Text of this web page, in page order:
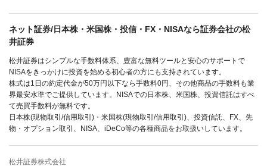
ネット証券/日本株・米国株・投信・FX・NISAなら証券会社の松
井証券
松井証券はシンプルな手数料体系、豊富な無料ツールと安心のサポートで
NISAをきっかけに投資を始める初心者の方にも支持されています。
株式は1日の約定代金が50万円以下なら手数料0円、その他商品の手数料も業
界最安水準でご提供しています。NISAでの日本株、米国株、投資信託はすべ
て売買手数料が無料です。
日本株(現物取引/信用取引)・米国株(現物取引/信用取引)、投資信託、FX、先
物・オプション取引、NISA、iDeCo等の各種商品をお取扱いしています。
松井証券株式会社